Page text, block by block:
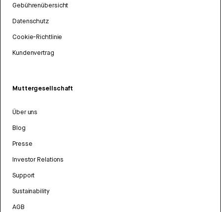
Gebührenübersicht
Datenschutz
Cookie-Richtlinie
Kundenvertrag
Muttergesellschaft
Über uns
Blog
Presse
Investor Relations
Support
Sustainability
AGB